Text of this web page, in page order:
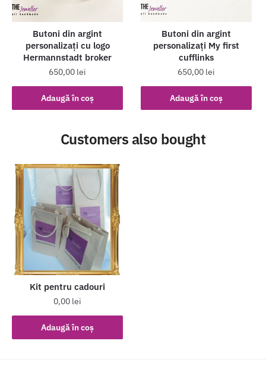
Butoni din argint
personalizaţi cu logo
Hermannstadt broker
650,00 lei
Adaugă în coș
Butoni din argint
personalizaţi My first
cufflinks
650,00 lei
Adaugă în coș
Customers also bought
Kit pentru cadouri
0,00 lei
Adaugă în coș